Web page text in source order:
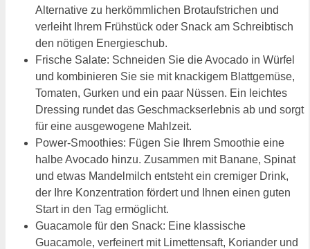
Alternative zu herkömmlichen Brotaufstrichen und
verleiht Ihrem Frühstück oder Snack am Schreibtisch
den nötigen Energieschub.
Frische Salate: Schneiden Sie die Avocado in Würfel
und kombinieren Sie sie mit knackigem Blattgemüse,
Tomaten, Gurken und ein paar Nüssen. Ein leichtes
Dressing rundet das Geschmackserlebnis ab und sorgt
für eine ausgewogene Mahlzeit.
Power-Smoothies: Fügen Sie Ihrem Smoothie eine
halbe Avocado hinzu. Zusammen mit Banane, Spinat
und etwas Mandelmilch entsteht ein cremiger Drink,
der Ihre Konzentration fördert und Ihnen einen guten
Start in den Tag ermöglicht.
Guacamole für den Snack: Eine klassische
Guacamole, verfeinert mit Limettensaft, Koriander und